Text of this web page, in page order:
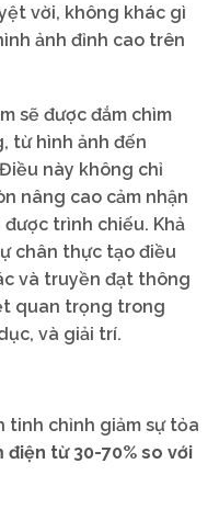
vời, không khác gì
ảnh đỉnh cao trên
sẽ được đắm chìm
từ hình ảnh đến
này không chỉ
nâng cao cảm nhận
trình chiếu. Khả
chân thực tạo điều
và truyền đạt thông
quan trọng trong
và giải trí.
tinh chỉnh giảm sự tỏa
điện từ 30-70% so với